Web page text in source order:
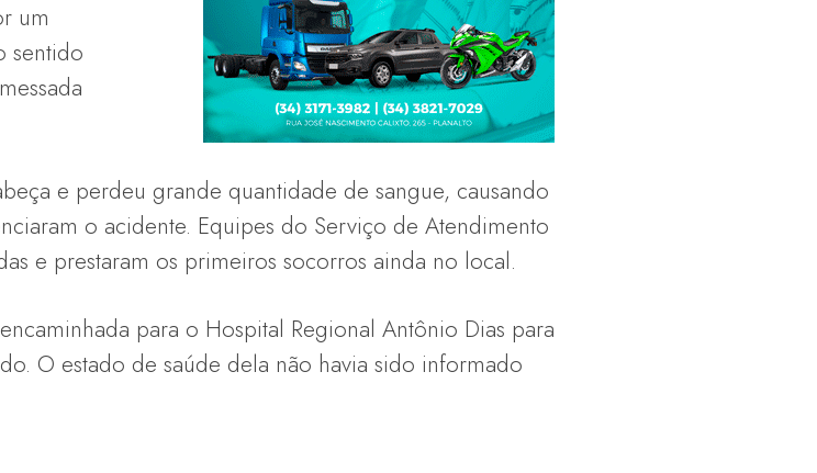
um
sentido
e perdeu grande quantidade de sangue, causando
o acidente. Equipes do Serviço de Atendimento
e prestaram os primeiros socorros ainda no local.
para o Hospital Regional Antônio Dias para
O estado de saúde dela não havia sido informado